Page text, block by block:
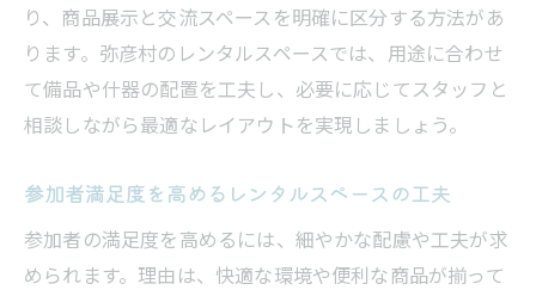
り、商品展示と交流スペースを明確に区分する方法があ
ります。弥彦村のレンタルスペースでは、用途に合わせ
て備品や什器の配置を工夫し、必要に応じてスタッフと
相談しながら最適なレイアウトを実現しましょう。
参加者満足度を高めるレンタルスペースの工夫
参加者の満足度を高めるには、細やかな配慮や工夫が求
められます。理由は、快適な環境や便利な商品が揃って